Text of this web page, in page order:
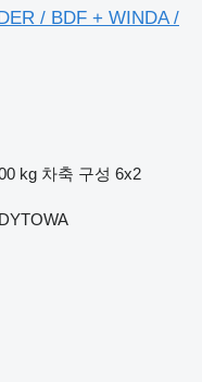
/ BDF + WINDA /
kg 차축 구성 6x2